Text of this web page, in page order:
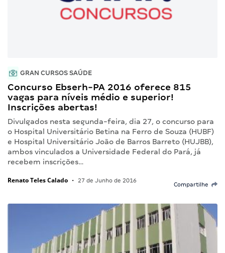
GRAN CURSOS SAÚDE
Concurso Ebserh-PA 2016 oferece 815
vagas para níveis médio e superior!
Inscrições abertas!
Divulgados nesta segunda-feira, dia 27, o concurso para
o Hospital Universitário Betina na Ferro de Souza (HUBF)
e Hospital Universitário João de Barros Barreto (HUJBB),
ambos vinculados a Universidade Federal do Pará, já
recebem inscrições…
Renato Teles Calado • 27 de Junho de 2016
Compartilhe